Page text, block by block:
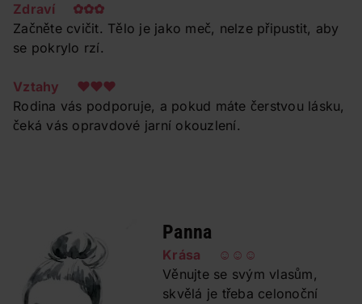
Zdraví ✿✿✿
Začněte cvičit. Tělo je jako meč, nelze připustit, aby
se pokrylo rzí.
Vztahy ❤❤❤
Rodina vás podporuje, a pokud máte čerstvou lásku,
čeká vás opravdové jarní okouzlení.
Panna
Krása ☺☺☺
Věnujte se svým vlasům,
skvělá je třeba celonoční